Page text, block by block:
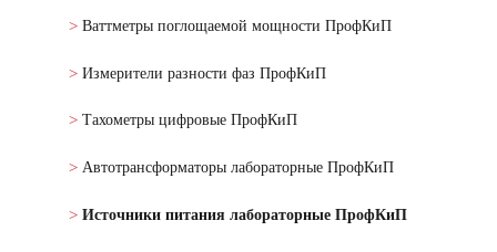
Ваттметры поглощаемой мощности ПрофКиП
Измерители разности фаз ПрофКиП
Тахометры цифровые ПрофКиП
Автотрансформаторы лабораторные ПрофКиП
Источники питания лабораторные ПрофКиП